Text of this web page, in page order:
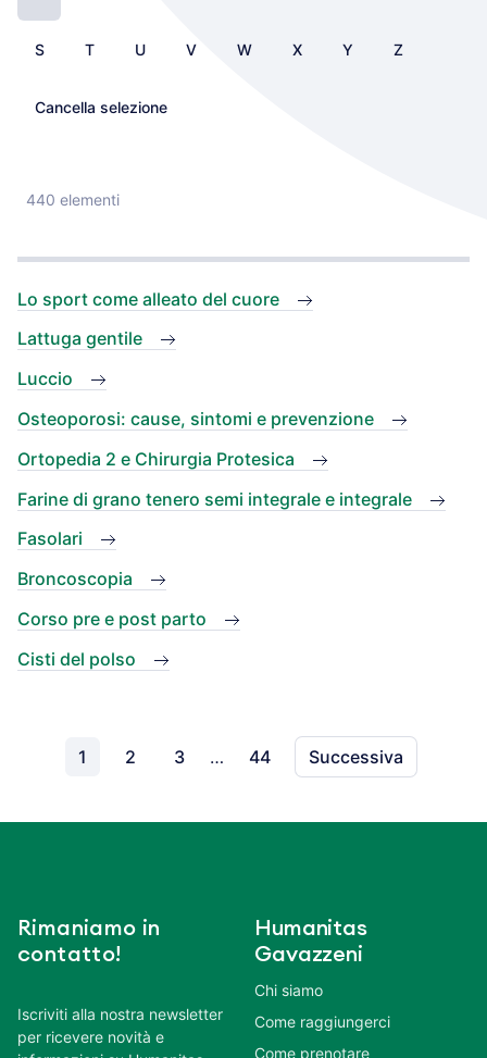
S T U V W X Y Z
Cancella selezione
440 elementi
Lo sport come alleato del cuore
Lattuga gentile
Luccio
Osteoporosi: cause, sintomi e prevenzione
Ortopedia 2 e Chirurgia Protesica
Farine di grano tenero semi integrale e integrale
Fasolari
Broncoscopia
Corso pre e post parto
Cisti del polso
1 2 3 … 44 Successiva
Rimaniamo in
contatto!
Iscriviti alla nostra newsletter
per ricevere novità e
Humanitas
Gavazzeni
Chi siamo
Come raggiungerci
Come prenotare